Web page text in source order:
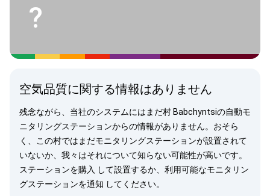
?
空気品質に関する情報はありません
残念ながら、当社のシステムにはまだ村 Babchyntsiの自動モ
ニタリングステーションからの情報がありません。おそら
く、この村ではまだモニタリングステーションが設置されて
いないか、我々はそれについて知らない可能性が高いです。
ステーションを購入 して設置するか、利用可能なモニタリン
グステーションを通知 してください。